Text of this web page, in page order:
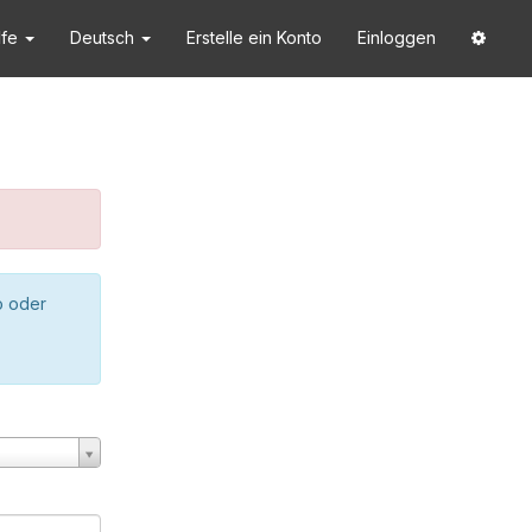
Deutsch Erstelle ein Konto Einloggen
oder